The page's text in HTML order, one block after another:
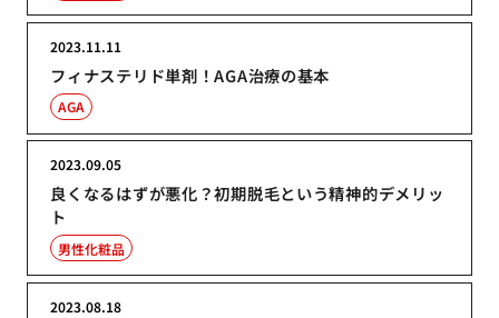
フィナステリド単剤！AGA治療の基本
2023.11.11
AGA
良くなるはずが悪化？初期脱毛という精神的デメリッ
ト
2023.09.05
男性化粧品
2023.08.18